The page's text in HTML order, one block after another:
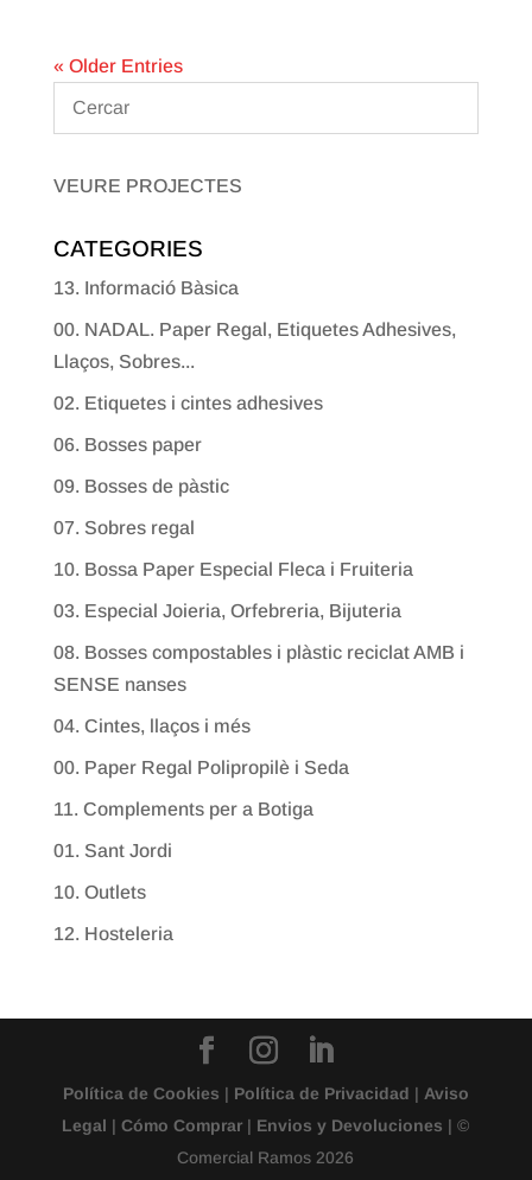
« Older Entries
VEURE PROJECTES
CATEGORIES
13. Informació Bàsica
00. NADAL. Paper Regal, Etiquetes Adhesives,
Llaços, Sobres...
02. Etiquetes i cintes adhesives
06. Bosses paper
09. Bosses de pàstic
07. Sobres regal
10. Bossa Paper Especial Fleca i Fruiteria
03. Especial Joieria, Orfebreria, Bijuteria
08. Bosses compostables i plàstic reciclat AMB i
SENSE nanses
04. Cintes, llaços i més
00. Paper Regal Polipropilè i Seda
11. Complements per a Botiga
01. Sant Jordi
10. Outlets
12. Hosteleria
Política de Cookies | Política de Privacidad | Aviso
Legal |Cómo Comprar | Envios y Devoluciones | ©
Comercial Ramos 2026